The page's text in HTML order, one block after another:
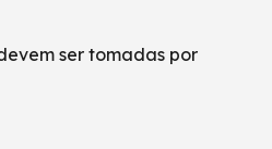
ser tomadas por